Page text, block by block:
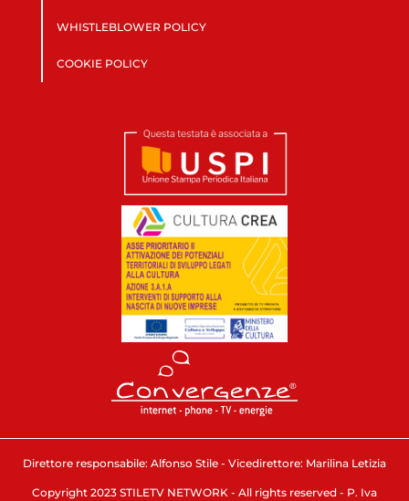
WHISTLEBLOWER POLICY
COOKIE POLICY
Direttore responsabile: Alfonso Stile - Vicedirettore: Marilina Letizia
Copyright 2023 STILETV NETWORK - All rights reserved - P. Iva